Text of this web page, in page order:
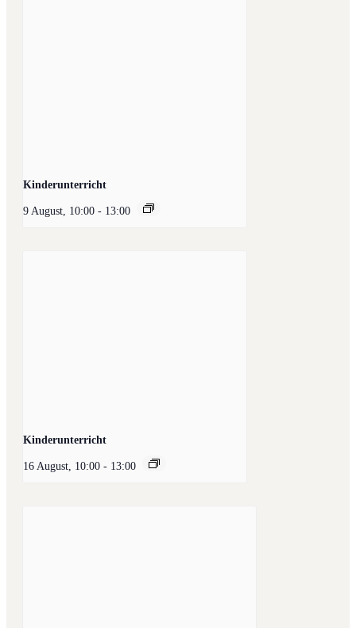
Kinderunterricht
9 August, 10:00 - 13:00
Kinderunterricht
16 August, 10:00 - 13:00